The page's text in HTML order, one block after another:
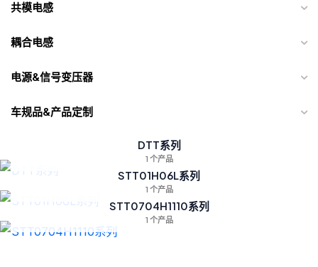
共模电感
耦合电感
电源&信号变压器
车规品&产品定制
DTT系列
1 个产品
STT01H06L系列
1 个产品
STT0704H1110系列
1 个产品